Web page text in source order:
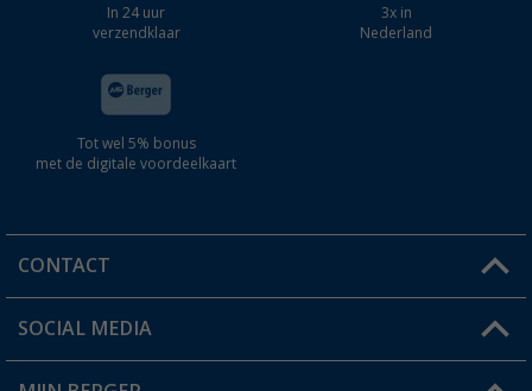
In 24 uur
verzendklaar
3x in
Nederland
Tot wel 5% bonus
met de digitale voordeelkaart
CONTACT
Een vraag?
SOCIAL MEDIA